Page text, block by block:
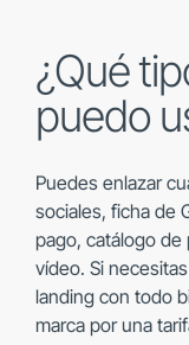
¿Qué
puedo
Puedes enlazar
sociales, ficha de
pago, catálogo
vídeo. Si
landing con todo
marca por una